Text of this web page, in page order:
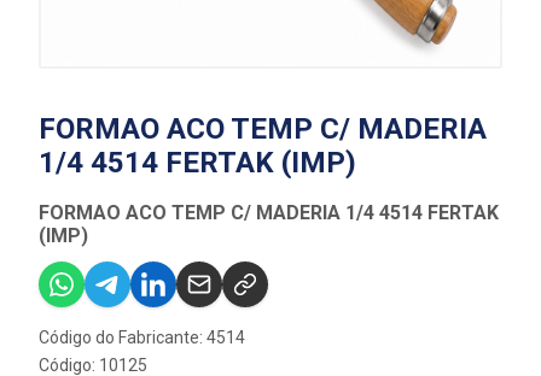
FORMAO ACO TEMP C/ MADERIA
1/4 4514 FERTAK (IMP)
FORMAO ACO TEMP C/ MADERIA 1/4 4514 FERTAK
(IMP)
Código do Fabricante: 4514
Código: 10125